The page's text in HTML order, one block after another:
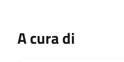
A cura di